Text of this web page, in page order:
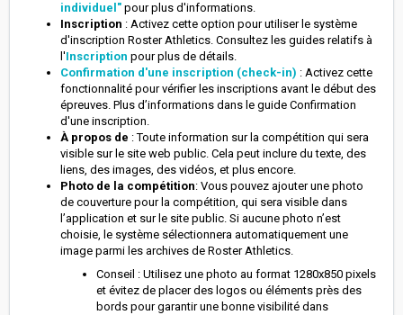
individuel" pour plus d'informations.
Inscription : Activez cette option pour utiliser le système
d'inscription Roster Athletics. Consultez les guides relatifs à
l'Inscription pour plus de détails.
Confirmation d'une inscription (check-in) : Activez cette
fonctionnalité pour vérifier les inscriptions avant le début des
épreuves. Plus d’informations dans le guide Confirmation
d'une inscription.
À propos de : Toute information sur la compétition qui sera
visible sur le site web public. Cela peut inclure du texte, des
liens, des images, des vidéos, et plus encore.
Photo de la compétition: Vous pouvez ajouter une photo
de couverture pour la compétition, qui sera visible dans
l’application et sur le site public. Si aucune photo n’est
choisie, le système sélectionnera automatiquement une
image parmi les archives de Roster Athletics.
Conseil : Utilisez une photo au format 1280x850 pixels
et évitez de placer des logos ou éléments près des
bords pour garantir une bonne visibilité dans